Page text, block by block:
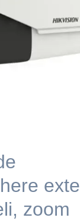
zoom